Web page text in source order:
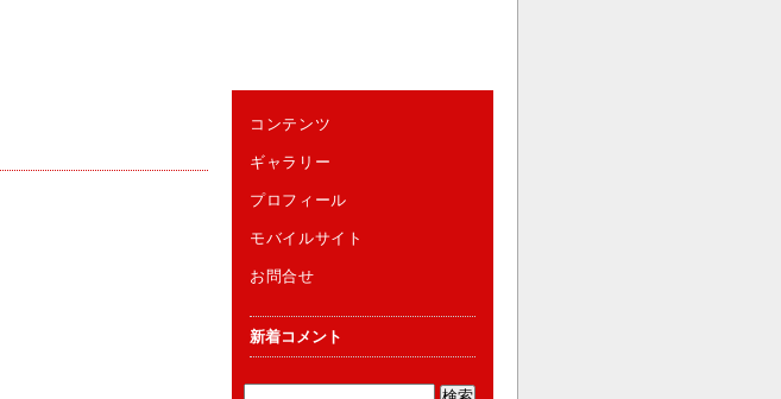
コンテンツ
ギャラリー
プロフィール
モバイルサイト
お問合せ
新着コメント